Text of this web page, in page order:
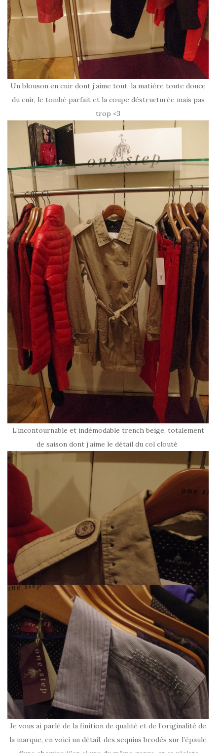
Un blouson en cuir dont j’aime tout, la matière toute douce
du cuir, le tombé parfait et la coupe déstructurée mais pas
trop <3
L’incontournable et indémodable trench beige, totalement
de saison dont j’aime le détail du col clouté
Je vous ai parlé de la finition de qualité et de l’originalité de
la marque, en voici un détail, des sequins brodés sur l’épaule